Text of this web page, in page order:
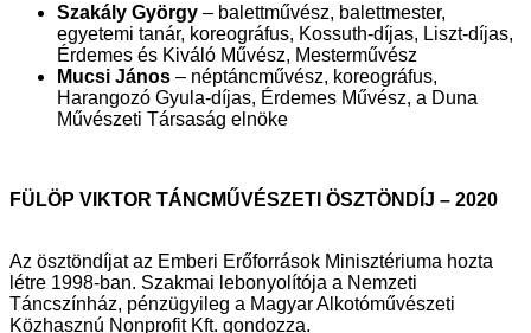
Szakály György – balettművész, balettmester,
egyetemi tanár, koreográfus, Kossuth-díjas, Liszt-díjas,
Érdemes és Kiváló Művész, Mesterművész
Mucsi János – néptáncművész, koreográfus,
Harangozó Gyula-díjas, Érdemes Művész, a Duna
Művészeti Társaság elnöke
FÜLÖP VIKTOR TÁNCMŰVÉSZETI ÖSZTÖNDÍJ – 2020
Az ösztöndíjat az Emberi Erőforrások Minisztériuma hozta
létre 1998-ban. Szakmai lebonyolítója a Nemzeti
Táncszínház, pénzügyileg a Magyar Alkotóművészeti
Közhasznú Nonprofit Kft. gondozza.